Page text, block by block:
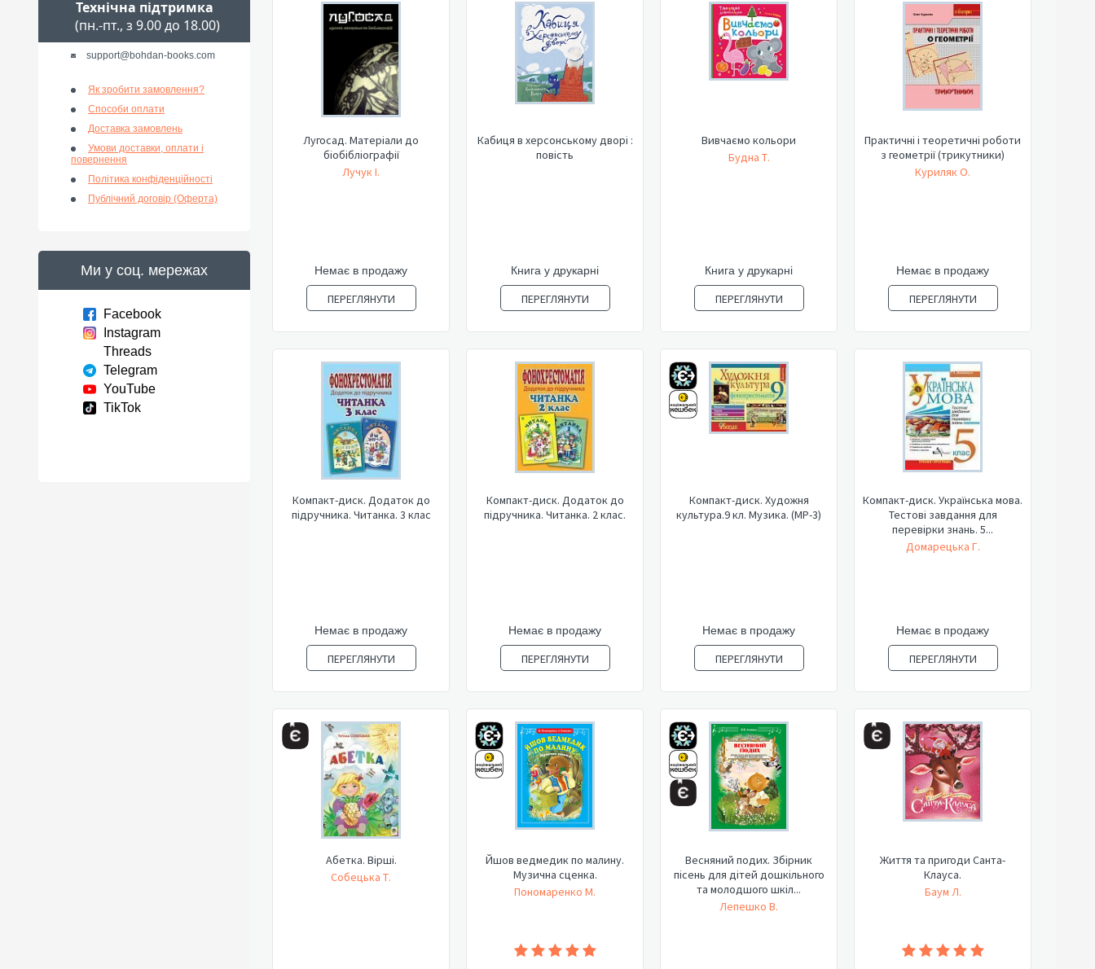
Технічна підтримка
(пн.-пт., з 9.00 до 18.00)
support@bohdan-books.com
Як зробити замовлення?
Способи оплати
Доставка замовлень
Умови доставки, оплати і
повернення
Політика конфіденційності
Публічний договір (Оферта)
Ми у соц. мережах
Facebook
Instagram
Threads
Telegram
YouTube
TikTok
Лугосад. Матеріали до
біобібліографії
Лучук І.
Немає в продажу
ПЕРЕГЛЯНУТИ
Кабиця в херсонському дворі :
повість
Книга у друкарні
ПЕРЕГЛЯНУТИ
Вивчаємо кольори
Будна Т.
Книга у друкарні
ПЕРЕГЛЯНУТИ
Практичні і теоретичні роботи
з геометрії (трикутники)
Куриляк О.
Немає в продажу
ПЕРЕГЛЯНУТИ
Компакт-диск. Додаток до
підручника. Читанка. 3 клас
Немає в продажу
ПЕРЕГЛЯНУТИ
Компакт-диск. Додаток до
підручника. Читанка. 2 клас.
Немає в продажу
ПЕРЕГЛЯНУТИ
Компакт-диск. Художня
культура.9 кл. Музика. (МР-3)
Немає в продажу
ПЕРЕГЛЯНУТИ
Компакт-диск. Українська мова.
Тестові завдання для
перевірки знань. 5...
Домарецька Г.
Немає в продажу
ПЕРЕГЛЯНУТИ
Абетка. Вірші.
Собецька Т.
Йшов ведмедик по малину.
Музична сценка.
Пономаренко М.
Весняний подих. Збірник
пісень для дітей дошкільного
та молодшого шкіл...
Лепешко В.
Життя та пригоди Санта-
Клауса.
Баум Л.